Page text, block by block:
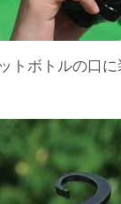
トボトルの口